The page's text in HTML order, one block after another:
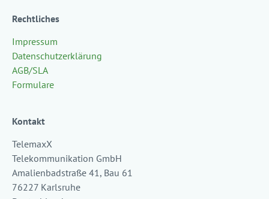
Rechtliches
Impressum
Datenschutzerklärung
AGB/SLA
Formulare
Kontakt
TelemaxX
Telekommunikation GmbH
Amalienbadstraße 41, Bau 61
76227 Karlsruhe